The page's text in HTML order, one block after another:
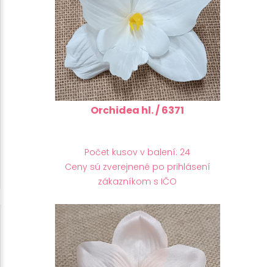
Orchidea hl. / 6371
Počet kusov v balení: 24
Ceny sú zverejnené po prihlásení
zákazníkom s IČO